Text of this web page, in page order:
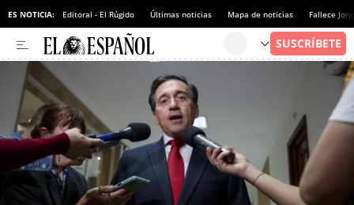
ES NOTICIA: Editoral - El Rúgido Últimas noticias Mapa de noticias Fallece